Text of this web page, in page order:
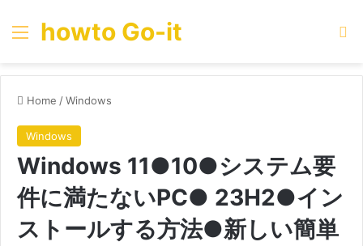
Menu
howto Go-it
Home /Windows
Windows
Windows 11●10●システム要
件に満たないPC● 23H2●イン
ストールする方法●新しい簡単